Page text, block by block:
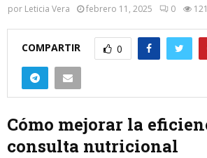
por Leticia Vera febrero 11, 2025 0
COMPARTIR 0
Cómo mejorar la
consulta nutricional